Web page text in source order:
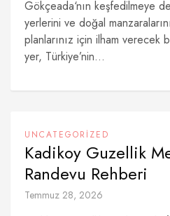
Gökçeada‘nın keşfedilmeye
yerlerini ve doğal
planlarınız için ilham verecek
yer, Türkiye’nin...
UNCATEGORIZED
Kadikoy Guzellik
Randevu Rehberi
Temmuz 28, 2026